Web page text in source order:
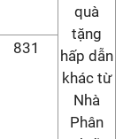
quà
tặng
hấp dẫn
khác từ
Nhà
Phân
831